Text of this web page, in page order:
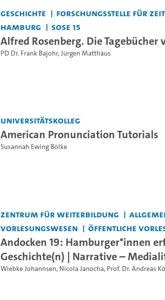
Geschichte
Forschungsstelle für
Hamburg
SoSe 15
Alfred Rosenberg. Die Tagebücher
PD Dr. Frank Bajohr,Jürgen Matthäus
Universitätskolleg
American Pronunciation Tutorials
Susannah Ewing Bölke
Zentrum für Weiterbildung
Vorlesungswesen
Öffentliche
Andocken 19: Hamburger*innen
Geschichte(n) | Narrative –
Wiebke Johannsen, Nicola Janocha, Prof. Dr. Andreas